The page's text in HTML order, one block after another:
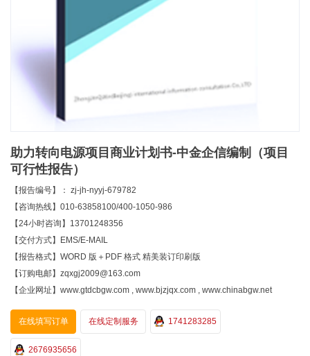
助力转向电源项目商业计划书-中金企信编制（项目
可行性报告）
【报告编号】： zj-jh-nyyj-679782
【咨询热线】010-63858100/400-1050-986
【24小时咨询】13701248356
【交付方式】EMS/E-MAIL
【报告格式】WORD 版＋PDF 格式 精美装订印刷版
【订购电邮】zqxgj2009@163.com
【企业网址】www.gtdcbgw.com , www.bjzjqx.com , www.chinabgw.net
在线填写订单 在线定制服务 1741283285
2676935656